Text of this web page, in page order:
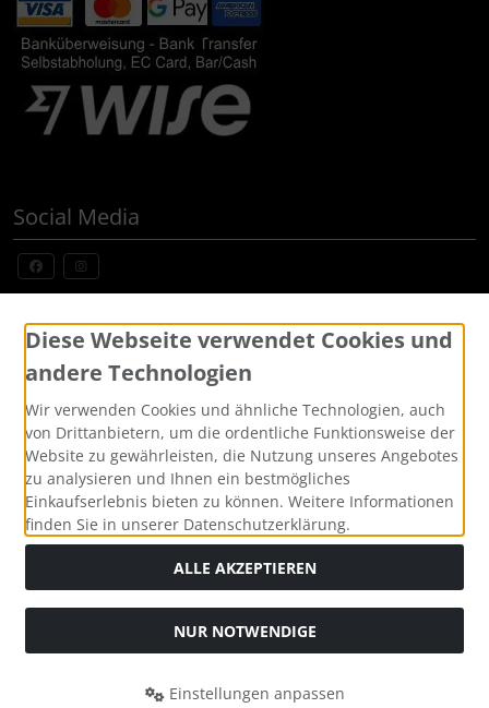
Social Media
Widerrufsformular
Alle Preise inkl. gesetzl. MwSt. zzgl.Versandkosten. Die
bei Custom Made Bikes, Individuelle Fahrräder, Pinarello,
BMC, Cervelo und mehr, sofort lieferbar.
Custom Made Bikes, Individuelle Fahrräder, Pinarello, BMC,
Cervelo und mehr, sofort lieferbar © 2026 | Template © 2026
Diese Webseite verwendet Cookies und
andere Technologien
Wir verwenden Cookies und ähnliche Technologien, auch
von Drittanbietern, um die ordentliche Funktionsweise der
Website zu gewährleisten, die Nutzung unseres Angebotes
zu analysieren und Ihnen ein bestmögliches
Einkaufserlebnis bieten zu können. Weitere Informationen
finden Sie in unserer Datenschutzerklärung.
ALLE AKZEPTIEREN
NUR NOTWENDIGE
Einstellungen anpassen